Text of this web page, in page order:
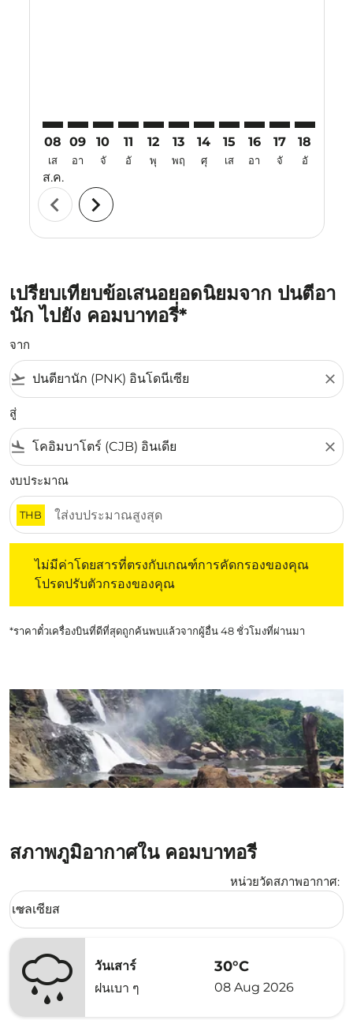
08
เส
ส.ค.
09
อา
10
จั
11
อั
12
พุ
13
พฤ
14
ศุ
15
เส
16
อา
17
จั
18
อั
chevron_left chevron_right
เปรียบเทียบข้อเสนอยอดนิยมจาก ปนตีอา
นัก ไปยัง คอมบาทอรี่*
จาก
flight_takeoff close
สู่
flight_land close
งบประมาณ
THB
ไม่มีค่าโดยสารที่ตรงกับเกณฑ์การคัดกรองของคุณ
โปรดปรับตัวกรองของคุณ
*ราคาตั๋วเครื่องบินที่ดีที่สุดถูกค้นพบแล้วจากผู้อื่น 48 ชั่วโมงที่ผ่านมา
สภาพภูมิอากาศใน คอมบาทอรี่
หน่วยวัดสภาพอากาศ:
Weather unit option เซลเซียส Selected
เซลเซียส
keyboard_arrow_down
วันเสาร์
ฝนเบา ๆ
30°C
08 Aug 2026